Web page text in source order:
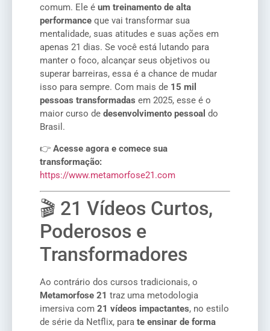
comum. Ele é um treinamento de alta
performance que vai transformar sua
mentalidade, suas atitudes e suas ações em
apenas 21 dias. Se você está lutando para
manter o foco, alcançar seus objetivos ou
superar barreiras, essa é a chance de mudar
isso para sempre. Com mais de 15 mil
pessoas transformadas em 2025, esse é o
maior curso de desenvolvimento pessoal do
Brasil.
👉 Acesse agora e comece sua
transformação:
https://www.metamorfose21.com
🎬 21 Vídeos Curtos,
Poderosos e
Transformadores
Ao contrário dos cursos tradicionais, o
Metamorfose 21 traz uma metodologia
imersiva com 21 vídeos impactantes, no estilo
de série da Netflix, para te ensinar de forma